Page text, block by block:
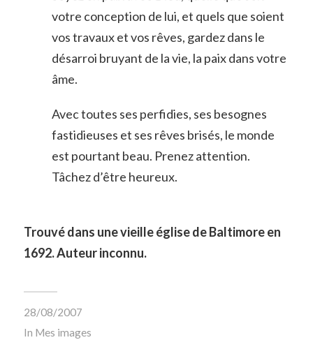
votre conception de lui, et quels que soient
vos travaux et vos rêves, gardez dans le
désarroi bruyant de la vie, la paix dans votre
âme.
Avec toutes ses perfidies, ses besognes
fastidieuses et ses rêves brisés, le monde
est pourtant beau. Prenez attention.
Tâchez d’être heureux.
Trouvé dans une vieille église de Baltimore en
1692. Auteur inconnu.
28/08/2007
In Mes images